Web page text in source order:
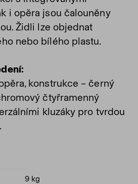
i opěra jsou čalouněny
Židli lze objednat
nebo bílého plastu.
konstrukce – černý
čtyřramenný
kluzáky pro tvrdou
9 kg